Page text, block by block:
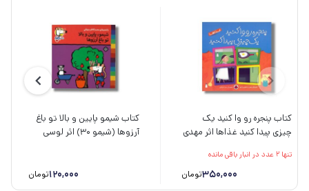
کتاب پنجره رو وا کنید یک
چیزی پیدا کنید غذاها اثر مهدی
تنها 2 عدد در انبار باقی مانده
350,000تومان
کتاب شیمو پایین و بالا تو باغ
آرزوها (شیمو 30) اثر لوسی
120,000تومان